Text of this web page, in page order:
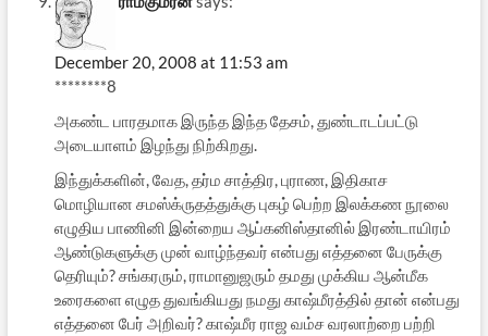
December 20, 2008 at 11:53 am
********8
அகண்ட பாரதமாக இருந்த இந்த தேசம், துண்டாடப்பட்டு
அடையாளம் இழந்து நிற்கிறது.
இந்துக்களின், வேத, தர்ம சாத்திர, புராண, இதிகாச
மொழியான சமஸ்க்ருதத்துக்கு புகழ் பெற்ற இலக்கண நூலை
எழுதிய பாணினி இன்றைய ஆப்கனிஸ்தானில் இரண்டாயிரம்
ஆண்டுகளுக்கு முன் வாழ்ந்தவர் என்பது எத்தனை பேருக்கு
தெரியும்? சங்கரரும், ராமானுஜரும் தமது முக்கிய ஆன்மீக
உரைகளை எழுத துவங்கியது நமது காஷ்மீரத்தில் தான் என்பது
எத்தனை பேர் அறிவர்? காஷ்மீர ராஜ வம்ச வரலாற்றை பற்றி